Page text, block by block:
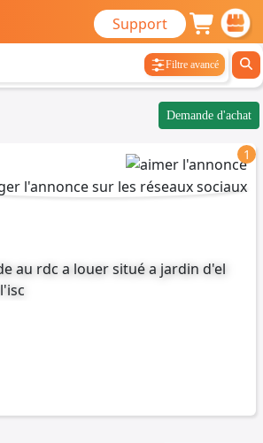
Support
Filtre avancé
Demande d'achat
1